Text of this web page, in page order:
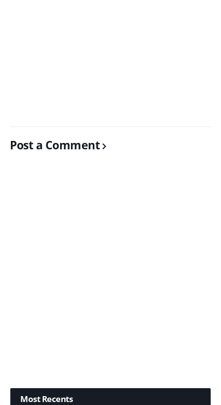
Post a Comment
Most Recents